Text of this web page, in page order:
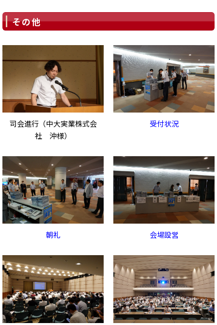
その他
司会進行（中大実業株式会
社 沖様）
受付状況
朝礼 会場設営